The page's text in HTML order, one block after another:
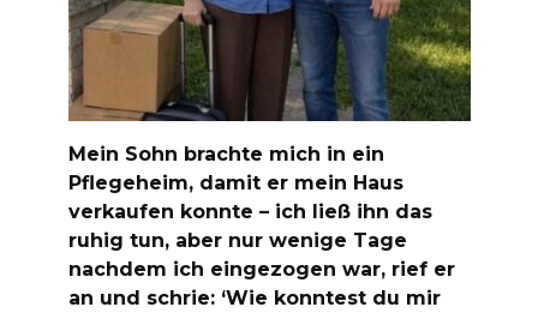
Mein Sohn brachte mich in ein
Pflegeheim, damit er mein Haus
verkaufen konnte – ich ließ ihn das
ruhig tun, aber nur wenige Tage
nachdem ich eingezogen war, rief er
an und schrie: ‘Wie konntest du mir